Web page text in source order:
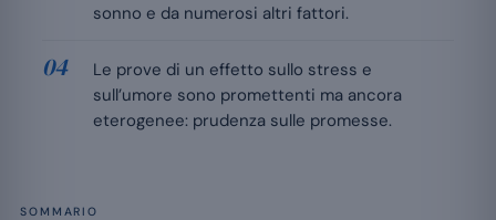
sonno e da numerosi altri fattori.
Le prove di un effetto sullo stress e
sull’umore sono promettenti ma ancora
eterogenee: prudenza sulle promesse.
SOMMARIO